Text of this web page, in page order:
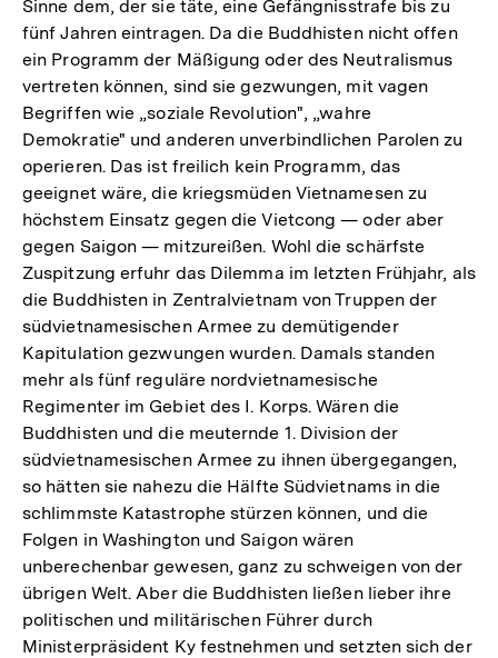
Sinne dem, der sie täte, eine Gefängnisstrafe bis zu
fünf Jahren eintragen. Da die Buddhisten nicht offen
ein Programm der Mäßigung oder des Neutralismus
vertreten können, sind sie gezwungen, mit vagen
Begriffen wie „soziale Revolution", „wahre
Demokratie" und anderen unverbindlichen Parolen zu
operieren. Das ist freilich kein Programm, das
geeignet wäre, die kriegsmüden Vietnamesen zu
höchstem Einsatz gegen die Vietcong — oder aber
gegen Saigon — mitzureißen. Wohl die schärfste
Zuspitzung erfuhr das Dilemma im letzten Frühjahr, als
die Buddhisten in Zentralvietnam von Truppen der
südvietnamesischen Armee zu demütigender
Kapitulation gezwungen wurden. Damals standen
mehr als fünf reguläre nordvietnamesische
Regimenter im Gebiet des I. Korps. Wären die
Buddhisten und die meuternde 1. Division der
südvietnamesischen Armee zu ihnen übergegangen,
so hätten sie nahezu die Hälfte Südvietnams in die
schlimmste Katastrophe stürzen können, und die
Folgen in Washington und Saigon wären
unberechenbar gewesen, ganz zu schweigen von der
übrigen Welt. Aber die Buddhisten ließen lieber ihre
politischen und militärischen Führer durch
Ministerpräsident Ky festnehmen und setzten sich der